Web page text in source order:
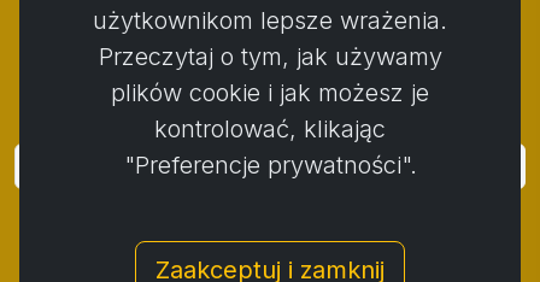
© Copyright 2014 - 2026 Activstar
Zaloguj się
Zasady i warunki / Polityka prywatności
użytkownikom lepsze wrażenia.
Przeczytaj o tym, jak używamy
plików cookie i jak możesz je
kontrolować, klikając
"Preferencje prywatności".
Zaakceptuj i zamknij